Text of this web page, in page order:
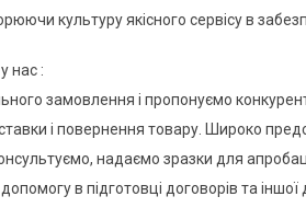
культуру якісного сервісу в
нас :
замовлення і пропонуємо
і повернення товару. Широко
надаємо зразки для
в підготовці договорів та іншої